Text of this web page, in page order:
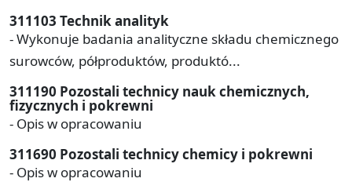
311103 Technik analityk
- Wykonuje badania analityczne składu chemicznego
surowców, półproduktów, produktó...
311190 Pozostali technicy nauk chemicznych,
fizycznych i pokrewni
- Opis w opracowaniu
311690 Pozostali technicy chemicy i pokrewni
- Opis w opracowaniu